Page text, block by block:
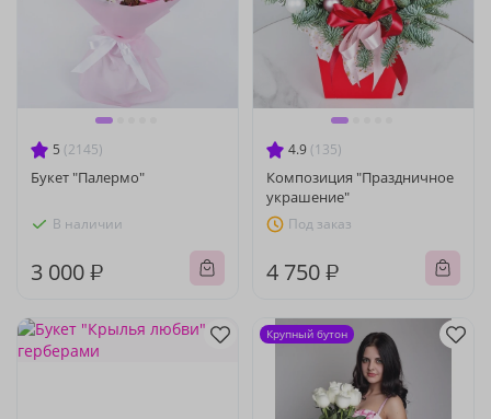
5 (2145)
Букет "Палермо"
В наличии
3 000 ₽
4.9 (135)
Композиция "Праздничное
украшение"
Под заказ
4 750 ₽
Крупный бутон